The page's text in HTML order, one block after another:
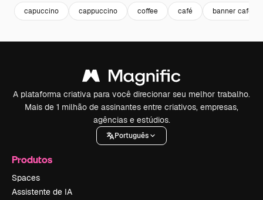
capuccino cappuccino coffee café banner cafe
A plataforma criativa para você direcionar seu melhor trabalho.
Mais de 1 milhão de assinantes entre criativos, empresas,
agências e estúdios.
Português
Produtos
Spaces
Assistente de IA